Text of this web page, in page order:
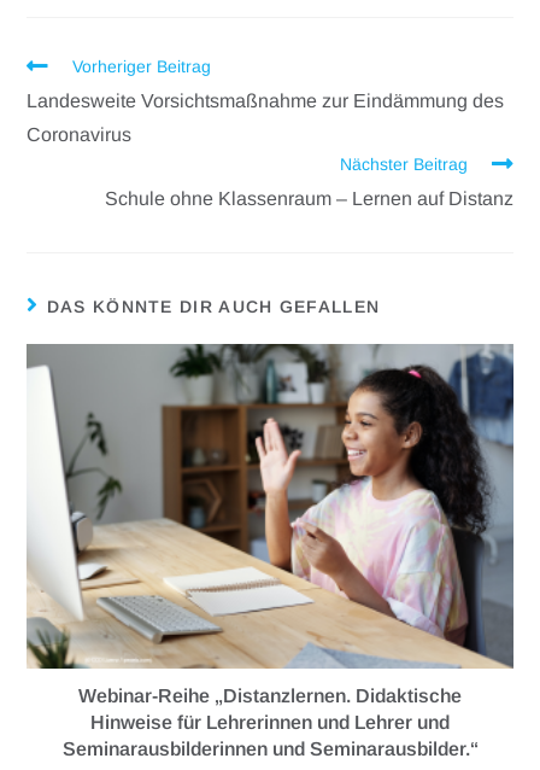
Vorheriger Beitrag
Landesweite Vorsichtsmaßnahme zur Eindämmung des
Coronavirus
Nächster Beitrag
Schule ohne Klassenraum – Lernen auf Distanz
DAS KÖNNTE DIR AUCH GEFALLEN
Webinar-Reihe „Distanzlernen. Didaktische
Hinweise für Lehrerinnen und Lehrer und
Seminarausbilderinnen und Seminarausbilder.“